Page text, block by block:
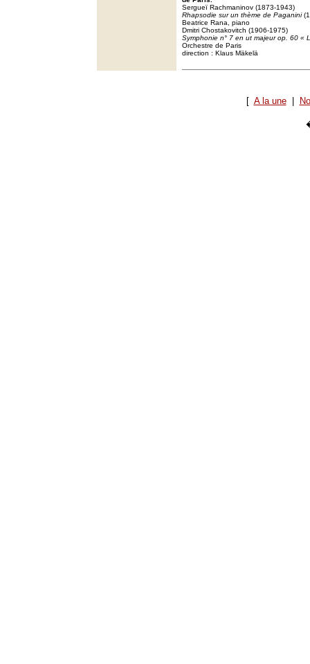
Sergueï Rachmaninov (1873-1943)
Rhapsodie sur un thème de Paganini
Beatrice Rana, piano
Dmitri Chostakovitch (1906-1975)
Symphonie n° 7 en ut majeur op. 60 «
Orchestre de Paris
direction : Klaus Mäkelä
[ A la une|